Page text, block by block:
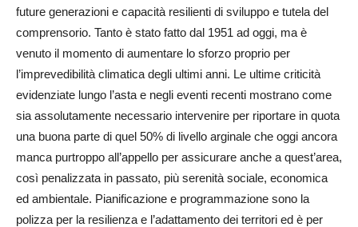
future generazioni e capacità resilienti di sviluppo e tutela del
comprensorio. Tanto è stato fatto dal 1951 ad oggi, ma è
venuto il momento di aumentare lo sforzo proprio per
l’imprevedibilità climatica degli ultimi anni. Le ultime criticità
evidenziate lungo l’asta e negli eventi recenti mostrano come
sia assolutamente necessario intervenire per riportare in quota
una buona parte di quel 50% di livello arginale che oggi ancora
manca purtroppo all’appello per assicurare anche a quest’area,
così penalizzata in passato, più serenità sociale, economica
ed ambientale. Pianificazione e programmazione sono la
polizza per la resilienza e l’adattamento dei territori ed è per